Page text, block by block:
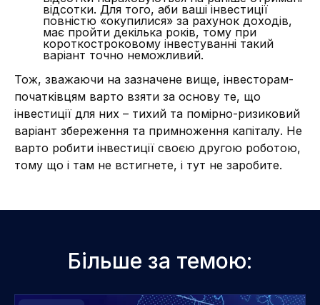
відсотки. Для того, аби ваші інвестиції
повністю «окупилися» за рахунок доходів,
має пройти декілька років, тому при
короткостроковому інвестуванні такий
варіант точно неможливий.
Тож, зважаючи на зазначене вище, інвесторам-
початківцям варто взяти за основу те, що
інвестиції для них – тихий та помірно-ризиковий
варіант збереження та примноження капіталу. Не
варто робити інвестиції своєю другою роботою,
тому що і там не встигнете, і тут не заробите.
Більше за темою: